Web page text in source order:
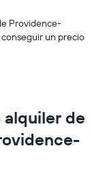
Providence-
conseguir un precio
de